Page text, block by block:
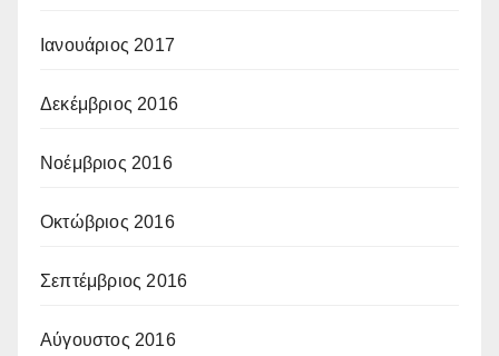
Ιανουάριος 2017
Δεκέμβριος 2016
Νοέμβριος 2016
Οκτώβριος 2016
Σεπτέμβριος 2016
Αύγουστος 2016